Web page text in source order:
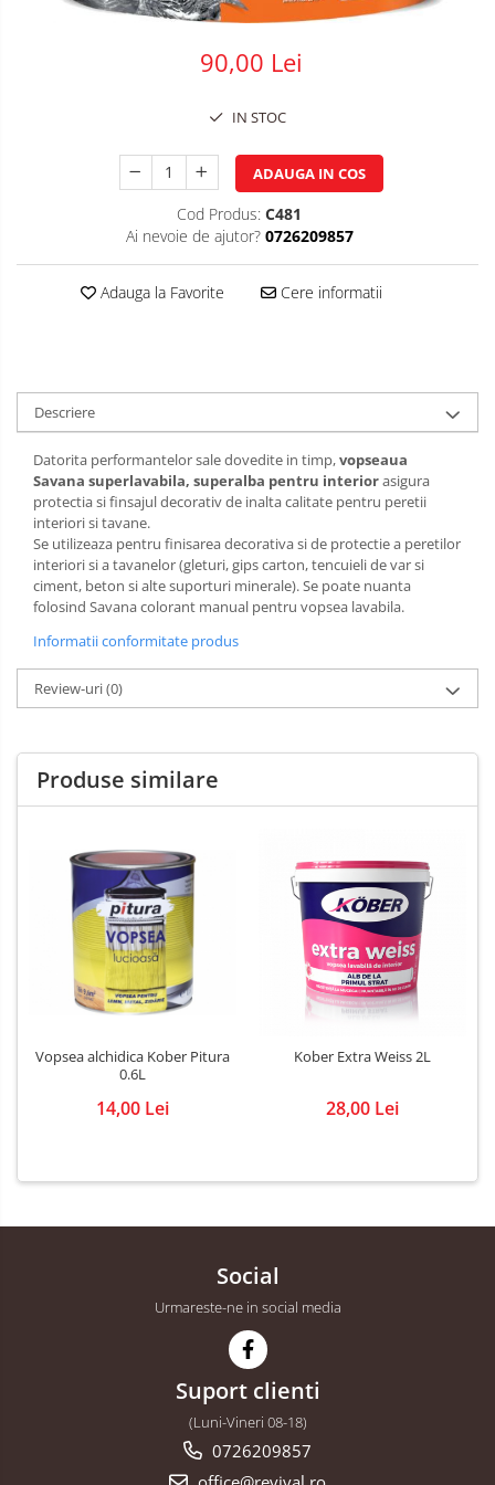
Sipca metalica
Tabla aluminiu
Distantiere cofraje
Electrozi sudura
Sarma neagra
Sarma zincata
90,00 Lei
IN STOC
ADAUGA IN COS
Cod Produs: C481
Ai nevoie de ajutor? 0726209857
Adauga la Favorite Cere informatii
Descriere
Datorita performantelor sale dovedite in timp,vopseaua
Savana superlavabila, superalba pentru interiorasigura
protectia si finsajul decorativ de inalta calitate pentru peretii
interiori si tavane.
Se utilizeaza pentru finisarea decorativa si de protectie a peretilor
interiori si a tavanelor (gleturi, gips carton, tencuieli de var si
ciment, beton si alte suporturi minerale). Se poate nuanta
folosind Savana colorant manual pentru vopsea lavabila.
Informatii conformitate produs
Review-uri(0)
Produse similare
Vopsea alchidica Kober Pitura
0.6L
14,00 Lei
Kober Extra Weiss 2L
28,00 Lei
Social
Urmareste-ne in social media
Suport clienti
(Luni-Vineri 08-18)
0726209857